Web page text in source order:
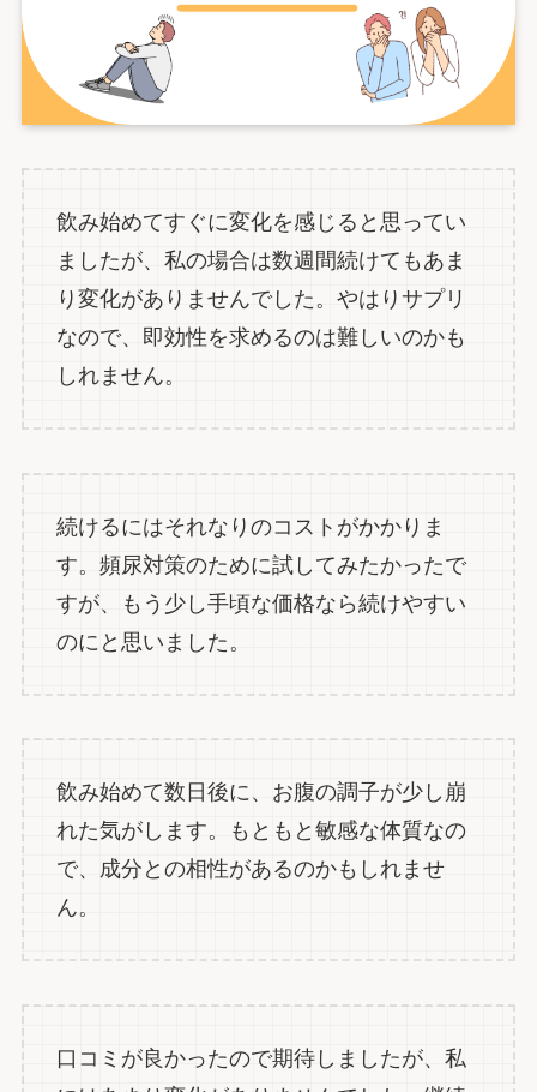
飲み始めてすぐに変化を感じると思ってい
ましたが、私の場合は数週間続けてもあま
り変化がありませんでした。やはりサプリ
なので、即効性を求めるのは難しいのかも
しれません。
続けるにはそれなりのコストがかかりま
す。頻尿対策のために試してみたかったで
すが、もう少し手頃な価格なら続けやすい
のにと思いました。
飲み始めて数日後に、お腹の調子が少し崩
れた気がします。もともと敏感な体質なの
で、成分との相性があるのかもしれませ
ん。
口コミが良かったので期待しましたが、私